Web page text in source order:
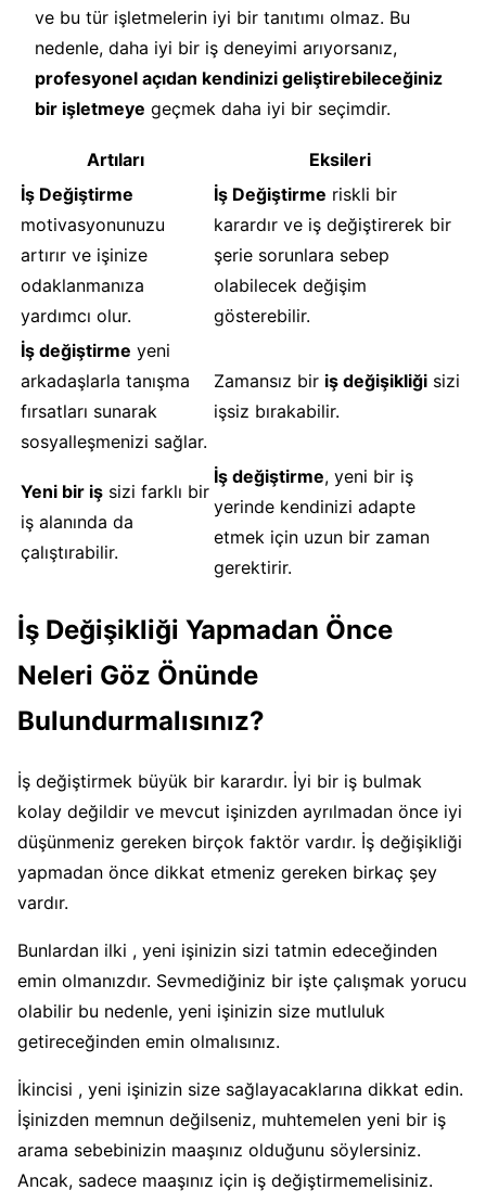
ve bu tür işletmelerin iyi bir tanıtımı olmaz. Bu
nedenle, daha iyi bir iş deneyimi arıyorsanız,
profesyonel açıdan kendinizi geliştirebileceğiniz
bir işletmeye geçmek daha iyi bir seçimdir.
Artıları
Eksileri
İş Değiştirme
motivasyonunuzu
artırır ve işinize
odaklanmanıza
yardımcı olur.
İş Değiştirme riskli bir
karardır ve iş değiştirerek bir
şerie sorunlara sebep
olabilecek değişim
gösterebilir.
İş değiştirme yeni
arkadaşlarla tanışma
fırsatları sunarak
sosyalleşmenizi sağlar.
Zamansız bir iş değişikliği sizi
işsiz bırakabilir.
Yeni bir iş sizi farklı bir
iş alanında da
çalıştırabilir.
İş değiştirme, yeni bir iş
yerinde kendinizi adapte
etmek için uzun bir zaman
gerektirir.
İş Değişikliği Yapmadan Önce
Neleri Göz Önünde
Bulundurmalısınız?
İş değiştirmek büyük bir karardır. İyi bir iş bulmak
kolay değildir ve mevcut işinizden ayrılmadan önce iyi
düşünmeniz gereken birçok faktör vardır. İş değişikliği
yapmadan önce dikkat etmeniz gereken birkaç şey
vardır.
Bunlardan ilki , yeni işinizin sizi tatmin edeceğinden
emin olmanızdır. Sevmediğiniz bir işte çalışmak yorucu
olabilir bu nedenle, yeni işinizin size mutluluk
getireceğinden emin olmalısınız.
İkincisi , yeni işinizin size sağlayacaklarına dikkat edin.
İşinizden memnun değilseniz, muhtemelen yeni bir iş
arama sebebinizin maaşınız olduğunu söylersiniz.
Ancak, sadece maaşınız için iş değiştirmemelisiniz.